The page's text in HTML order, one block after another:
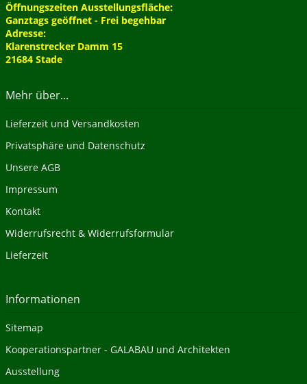
Öffnungszeiten Ausstellungsfläche:
Ganztags geöffnet - Frei begehbar
Adresse:
Klarenstrecker Damm 15
21684 Stade
Mehr über...
Lieferzeit und Versandkosten
Privatsphäre und Datenschutz
Unsere AGB
Impressum
Kontakt
Widerrufsrecht & Widerrufsformular
Lieferzeit
Informationen
Sitemap
Kooperationspartner - GALABAU und Architekten
Ausstellung